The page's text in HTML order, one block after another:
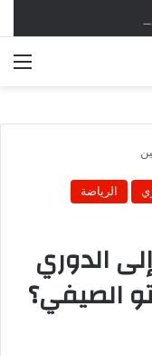
الرياضة
الدوري
الصيفي؟